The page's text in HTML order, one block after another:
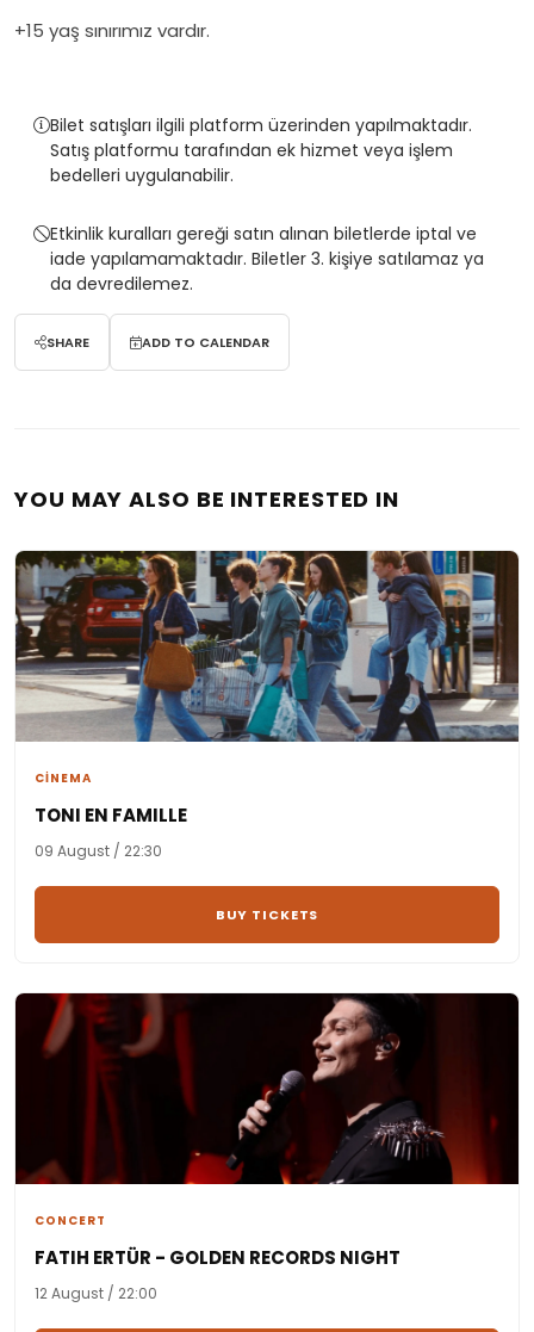
+15 yaş sınırımız vardır.
Bilet satışları ilgili platform üzerinden yapılmaktadır.
Satış platformu tarafından ek hizmet veya işlem
bedelleri uygulanabilir.
Etkinlik kuralları gereği satın alınan biletlerde iptal ve
iade yapılamamaktadır. Biletler 3. kişiye satılamaz ya
da devredilemez.
SHARE ADD TO CALENDAR
YOU MAY ALSO BE INTERESTED IN
CİNEMA
TONI EN FAMILLE
09 August / 22:30
BUY TICKETS
CONCERT
FATIH ERTÜR - GOLDEN RECORDS NIGHT
12 August / 22:00